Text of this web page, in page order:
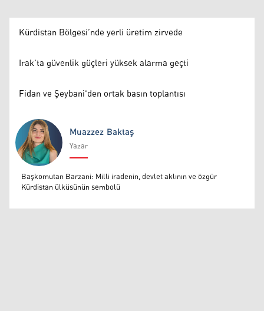
Kürdistan Bölgesi’nde yerli üretim zirvede
Irak'ta güvenlik güçleri yüksek alarma geçti
Fidan ve Şeybani'den ortak basın toplantısı
Muazzez Baktaş
Muazzez Baktaş
Yazar
Başkomutan Barzani: Milli iradenin, devlet aklının ve özgür
Kürdistan ülküsünün sembolü